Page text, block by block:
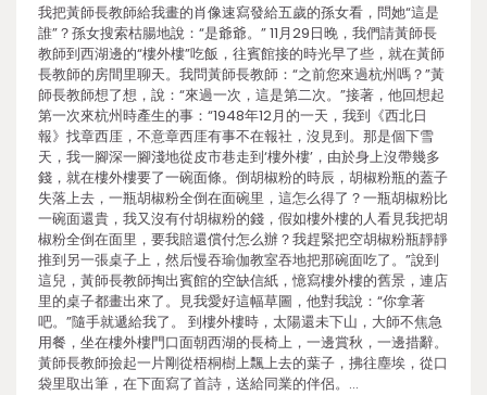
我把黃師長教師給我畫的肖像速寫發給五歲的孫女看，問她“這是
誰”？孫女搜索枯腸地說：“是爺爺。” 11月29日晚，我們請黃師長
教師到西湖邊的“樓外樓”吃飯，往賓館接的時光早了些，就在黃師
長教師的房間里聊天。我問黃師長教師：“之前您來過杭州嗎？”黃
師長教師想了想，說：“來過一次，這是第二次。”接著，他回想起
第一次來杭州時產生的事：“1948年12月的一天，我到《西北日
報》找章西厓，不意章西厓有事不在報社，沒見到。那是個下雪
天，我一腳深一腳淺地從皮市巷走到‘樓外樓’，由於身上沒帶幾多
錢，就在樓外樓要了一碗面條。倒胡椒粉的時辰，胡椒粉瓶的蓋子
失落上去，一瓶胡椒粉全倒在面碗里，這怎么得了？一瓶胡椒粉比
一碗面還貴，我又沒有付胡椒粉的錢，假如樓外樓的人看見我把胡
椒粉全倒在面里，要我賠還償付怎么辦？我趕緊把空胡椒粉瓶靜靜
推到另一張桌子上，然后慢吞瑜伽教室吞地把那碗面吃了。”說到
這兒，黃師長教師掏出賓館的空缺信紙，憶寫樓外樓的舊景，連店
里的桌子都畫出來了。見我愛好這幅草圖，他對我說：“你拿著
吧。”隨手就遞給我了。 到樓外樓時，太陽還未下山，大師不焦急
用餐，坐在樓外樓門口面朝西湖的長椅上，一邊賞秋，一邊措辭。
黃師長教師撿起一片剛從梧桐樹上飄上去的葉子，拂往塵埃，從口
袋里取出筆，在下面寫了首詩，送給同業的伴侶。…